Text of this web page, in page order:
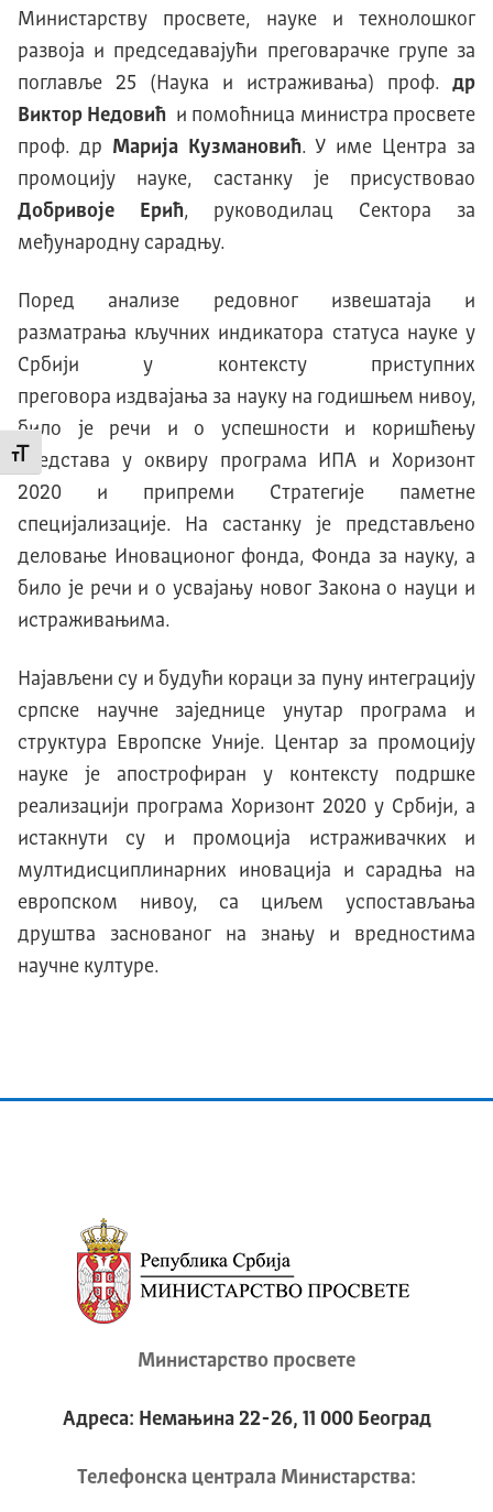
Промени величину слова
Министарству просвете, науке и технолошког
развоја и председавајући преговарачке групе за
поглaвље 25 (Наука и истраживања) проф. др
Виктор Недовић и помоћница министра просвете
проф. др Марија Кузмановић. У име Центра за
промоцију науке, састанку је присуствовао
Добривоје Ерић, руководилац Сектора за
међународну сарадњу.
Поред анализе редовног извешатаја и
разматрања кључних индикатора статуса науке у
Србији у контексту приступних
преговора издвајања за науку на годишњем нивоу,
било је речи и о успешности и коришћењу
средстава у оквиру програма ИПА и Хоризонт
2020 и припреми Стратегије паметне
специјализације. На састанку је представљено
деловање Иновационог фонда, Фонда за науку, а
било је речи и о усвајању новог Закона о науци и
истраживањима.
Најављени су и будући кораци за пуну интеграцију
српске научне заједнице унутар програма и
структура Европске Уније. Центар за промоцију
науке је апострофиран у контексту подршке
реализацији програма Хоризонт 2020 у Србији, а
истакнути су и промоција истраживачких и
мултидисциплинарних иновација и сарадња на
европском нивоу, са циљем успостављања
друштва заснованог на знању и вредностима
научне културе.
Министарство просвете
Адреса: Немањина 22-26, 11 000 Београд
Телeфонска централа Mинистарства: